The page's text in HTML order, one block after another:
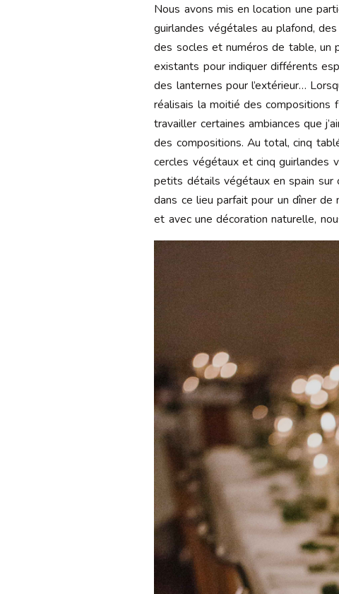
Nous avons mis en location une
guirlandes végétales au plafond,
des socles et numéros de table, un
existants pour indiquer différents
des lanternes pour l’extérieur…
réalisais la moitié des compositions
travailler certaines ambiances que
des compositions. Au total, cinq
cercles végétaux et cinq guirlandes
petits détails végétaux en spain sur
dans ce lieu parfait pour un dîner de
et avec une décoration naturelle,